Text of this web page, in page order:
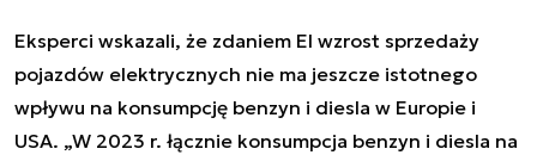
Eksperci wskazali, że zdaniem EI wzrost sprzedaży
pojazdów elektrycznych nie ma jeszcze istotnego
wpływu na konsumpcję benzyn i diesla w Europie i
USA. „W 2023 r. łącznie konsumpcja benzyn i diesla na